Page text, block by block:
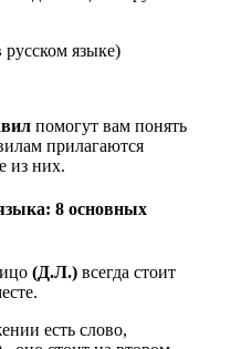
русском языке)
помогут вам понять
прилагаются
из них.
8 основных
(Д.Л.) всегда стоит
есть слово,